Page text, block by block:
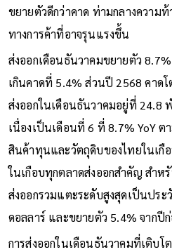
ขยายตัวดีกว่าคาด ท่ามกลางความท้
ทางการค้าที่อาจรุนแรงขึ้น
ส่งออกเดือนธันวาคมขยายตัว
เกินคาดที่ 5.4% ส่วนปี 2568 คาด
ส่งออกในเดือนธันวาคมอยู่ที่ 24.8
เนื่องเป็นเดือนที่ 6 ที่ 8.7% YoY ต
สินค้าทุนและวัตถุดิบของไทยในเกื
ในเกือบทุกตลาดส่งออกสำคัญ สำห
ส่งออกรวมแตะระดับสูงสุดเป็นปร
ดอลลาร์ และขยายตัว 5.4% จากปี
การส่งออกในเดือนธันวาคมที่เติบโ